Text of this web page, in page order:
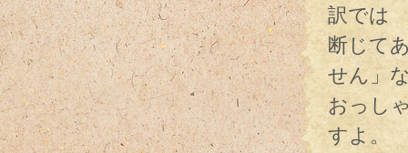
訳では
断じて
せん」
おっし
すよ。